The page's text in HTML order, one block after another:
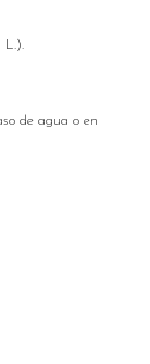
L.).
de agua o en